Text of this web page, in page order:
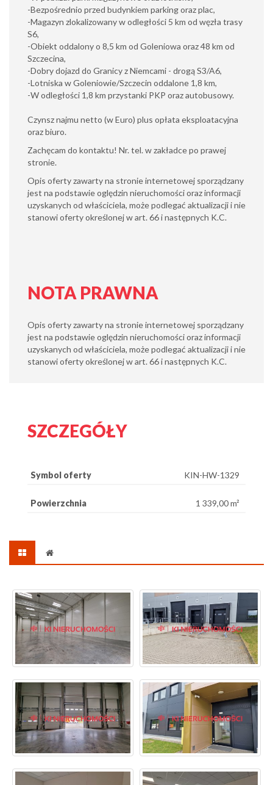
-Bezpośrednio przed budynkiem parking oraz plac,
-Magazyn zlokalizowany w odległości 5 km od węzła trasy
S6,
-Obiekt oddalony o 8,5 km od Goleniowa oraz 48 km od
Szczecina,
-Dobry dojazd do Granicy z Niemcami - drogą S3/A6,
-Lotniska w Goleniowie/Szczecin oddalone 1,8 km,
-W odległości 1,8 km przystanki PKP oraz autobusowy.
Czynsz najmu netto (w Euro) plus opłata eksploatacyjna
oraz biuro.
Zachęcam do kontaktu! Nr. tel. w zakładce po prawej
stronie.
Opis oferty zawarty na stronie internetowej sporządzany
jest na podstawie oględzin nieruchomości oraz informacji
uzyskanych od właściciela, może podlegać aktualizacji i nie
stanowi oferty określonej w art. 66 i następnych K.C.
NOTA PRAWNA
Opis oferty zawarty na stronie internetowej sporządzany
jest na podstawie oględzin nieruchomości oraz informacji
uzyskanych od właściciela, może podlegać aktualizacji i nie
stanowi oferty określonej w art. 66 i następnych K.C.
SZCZEGÓŁY
Symbol oferty KIN-HW-1329
Powierzchnia 1 339,00 m²